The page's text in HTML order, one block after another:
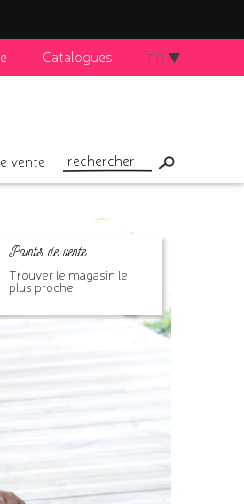
Catalogues FR
vente
Points de vente
Trouver le magasin le
plus proche